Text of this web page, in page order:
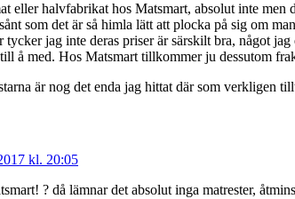
eller halvfabrikat hos Matsmart, absolut inte
som det är så himla lätt att plocka på sig om
jag inte deras priser är särskilt bra, något
å med. Hos Matsmart tillkommer ju dessutom
är nog det enda jag hittat där som verkligen
kl. 20:05
? då lämnar det absolut inga matrester,